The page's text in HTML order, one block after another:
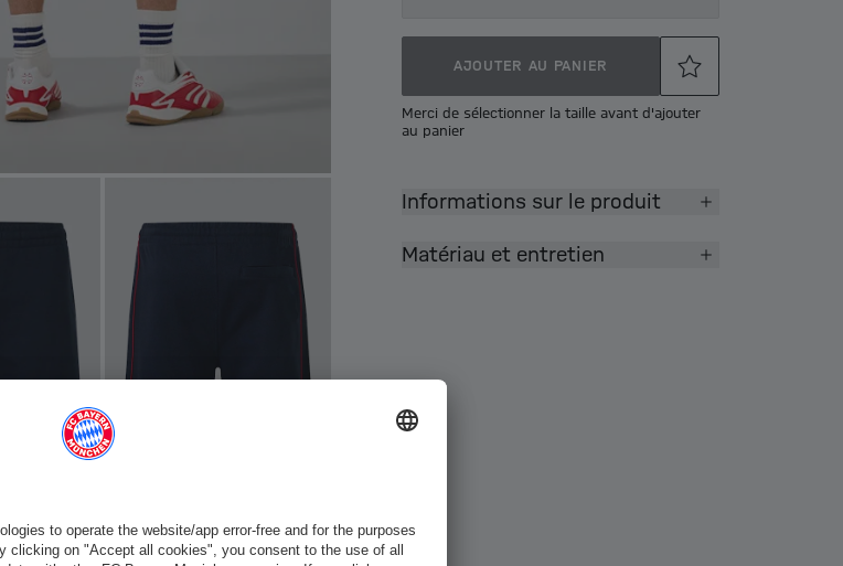
AJOUTER AU PANIER
Merci de sélectionner la taille avant d'ajouter
au panier
Informations sur le produit
Matériau et entretien